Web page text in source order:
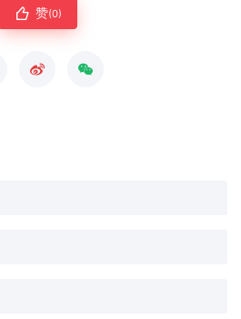
赞(0)